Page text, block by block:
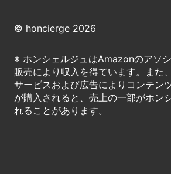
© honcierge 2026
※ ホンシェルジュはAmazonのアソ
販売により収入を得ています。また
サービスおよび広告によりコンテン
が購入されると、売上の一部がホン
れることがあります。